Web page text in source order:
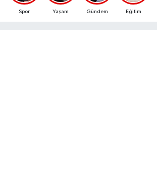
Spor Yaşam Gündem Eğitim
Ekonomi
Süper Lig Puan Durumu ve Fikstür